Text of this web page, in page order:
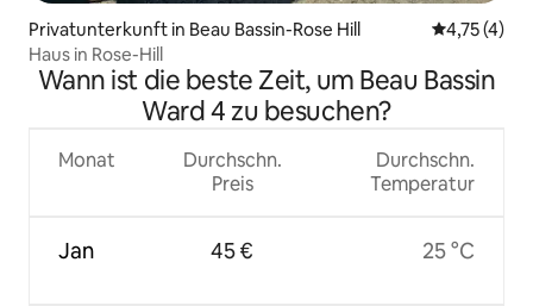
Privatunterkunft in Beau Bassin-Rose Hill
4,75 (4)
Haus in Rose-Hill
Wann ist die beste Zeit, um Beau Bassin
Ward 4 zu besuchen?
Monat
Jan
Durchschn.
Preis
45 €
Durchschn.
Temperatur
25 °C